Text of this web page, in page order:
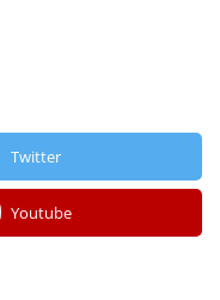
Twitter
Youtube